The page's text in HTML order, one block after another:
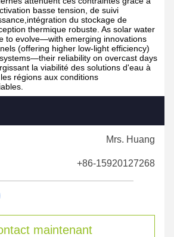
basse tension, de suivi
du stockage de
thermique robuste. As solar water
to evolve—with emerging innovations
(offering higher low-light efficiency)
reliability on overcast days
la viabilité des solutions d'eau à
régions aux conditions
Mrs. Huang
+86-15920127268
maintenant